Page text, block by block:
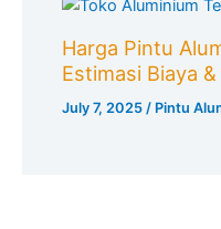
Harga Pintu
Estimasi Biaya
July 7, 2025 / Pintu